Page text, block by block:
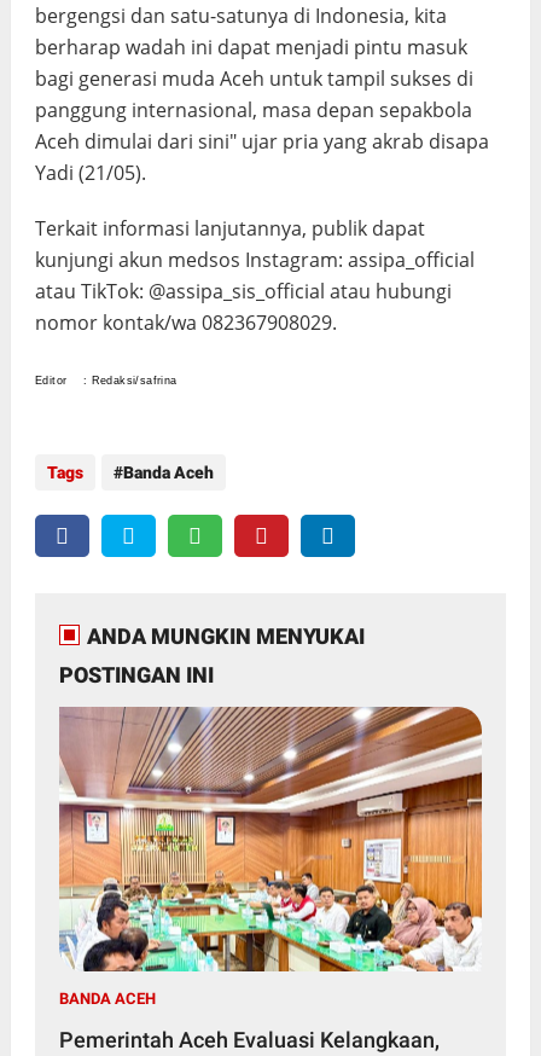
bergengsi dan satu-satunya di Indonesia, kita
berharap wadah ini dapat menjadi pintu masuk
bagi generasi muda Aceh untuk tampil sukses di
panggung internasional, masa depan sepakbola
Aceh dimulai dari sini" ujar pria yang akrab disapa
Yadi (21/05).
Terkait informasi lanjutannya, publik dapat
kunjungi akun medsos Instagram: assipa_official
atau TikTok: @assipa_sis_official atau hubungi
nomor kontak/wa 082367908029.
Editor : Redaksi/safrina
Tags Banda Aceh
ANDA MUNGKIN MENYUKAI
POSTINGAN INI
BANDA ACEH
Pemerintah Aceh Evaluasi Kelangkaan,